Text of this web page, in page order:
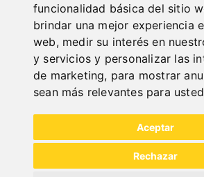
funcionalidad básica del sitio
brindar una mejor experiencia
web, medir su interés en
y servicios y personalizar las
de marketing, para mostrar
sean más relevantes para usted
Aceptar
Rechazar
NOCH FRAGEN?
+43 732 / 664015
BERNARDO@PWA.AT